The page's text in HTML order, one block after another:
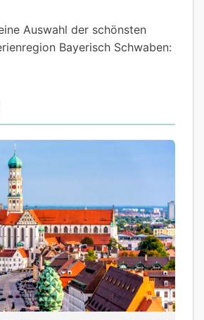
Auswahl der schönsten
Bayerisch Schwaben: